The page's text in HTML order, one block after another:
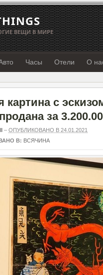
ВЕЩИ В МИРЕ
Часы Отели О
картина с
за
– ОПУБЛИКОВАНО В 24.01.2021
В: ВСЯЧИНА